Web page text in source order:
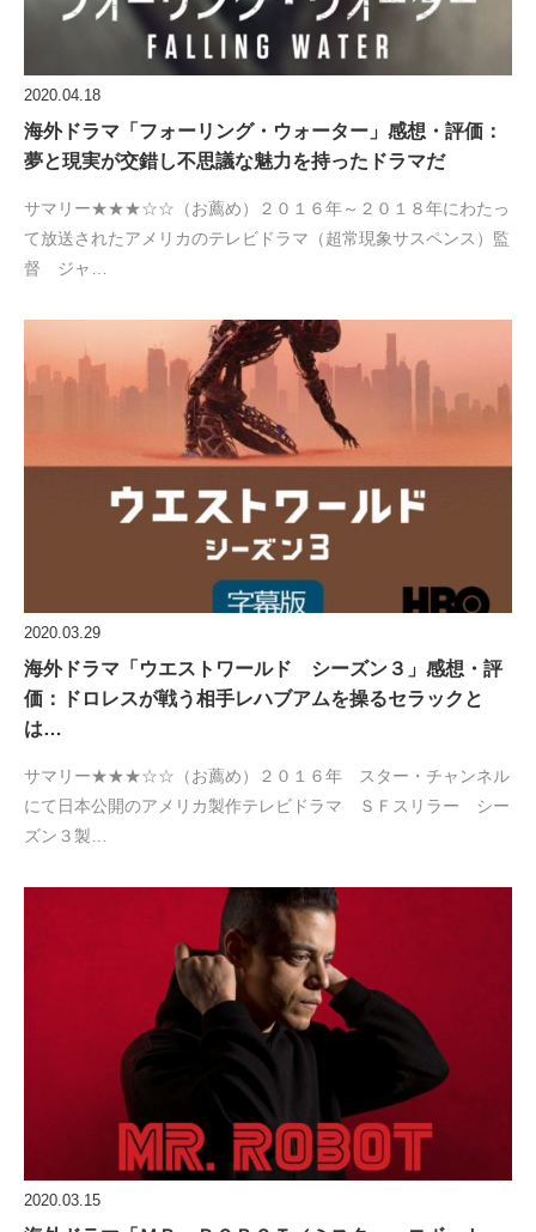
2020.04.18
海外ドラマ「フォーリング・ウォーター」感想・評価：
夢と現実が交錯し不思議な魅力を持ったドラマだ
サマリー★★★☆☆（お薦め）２０１６年～２０１８年にわたっ
て放送されたアメリカのテレビドラマ（超常現象サスペンス）監
督 ジャ…
2020.03.29
海外ドラマ「ウエストワールド シーズン３」感想・評
価：ドロレスが戦う相手レハブアムを操るセラックと
は…
サマリー★★★☆☆（お薦め）２０１６年 スター・チャンネル
にて日本公開のアメリカ製作テレビドラマ ＳＦスリラー シー
ズン３製…
2020.03.15